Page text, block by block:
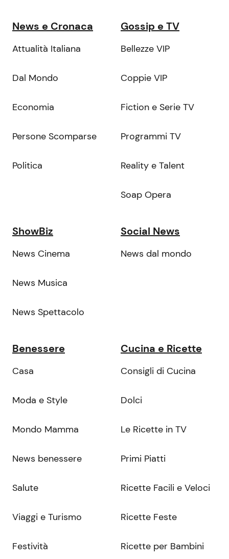
News e Cronaca
Attualità Italiana
Dal Mondo
Economia
Persone Scomparse
Politica
Gossip e TV
Bellezze VIP
Coppie VIP
Fiction e Serie TV
Programmi TV
Reality e Talent
Soap Opera
ShowBiz
News Cinema
News Musica
News Spettacolo
Social News
News dal mondo
Benessere
Casa
Moda e Style
Mondo Mamma
News benessere
Salute
Viaggi e Turismo
Festività
Cucina e Ricette
Consigli di Cucina
Dolci
Le Ricette in TV
Primi Piatti
Ricette Facili e Veloci
Ricette Feste
Ricette per Bambini